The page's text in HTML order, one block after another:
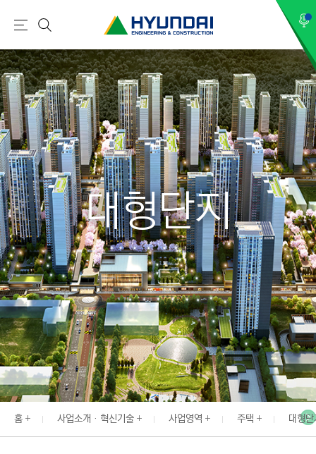
현
건
설
(
H
Y
U
N
D
A
I
:
E
N
G
I
N
E
E
R
I
N
메
뉴
검
색
대형단지
홈 사업소개 · 혁신기술 사업영역 주택 대형